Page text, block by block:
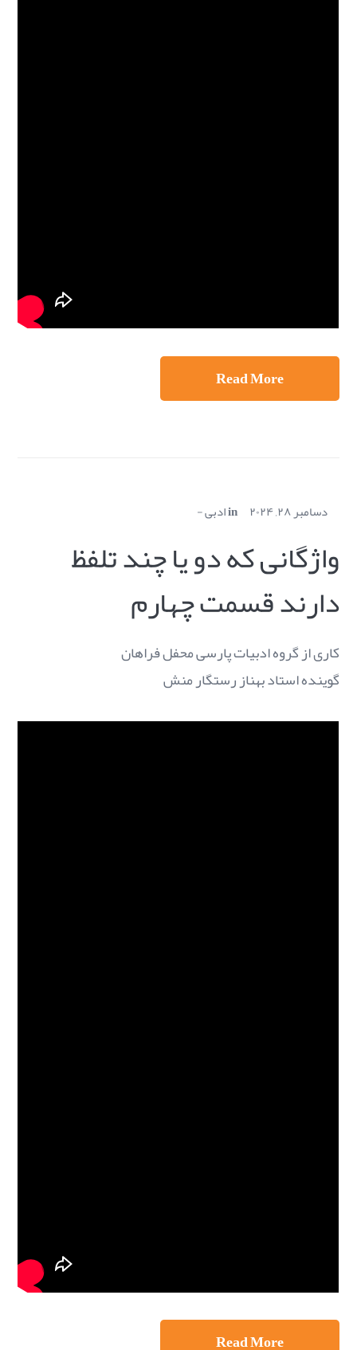
Read More
دسامبر ۲۸, ۲۰۲۴ inادبی
واژگانی که دو یا چند تلفظ
دارند قسمت چهارم
کاری از گروه ادبیات پارسی محفل فراهان
گوینده استاد بهناز رستگار منش
Read More